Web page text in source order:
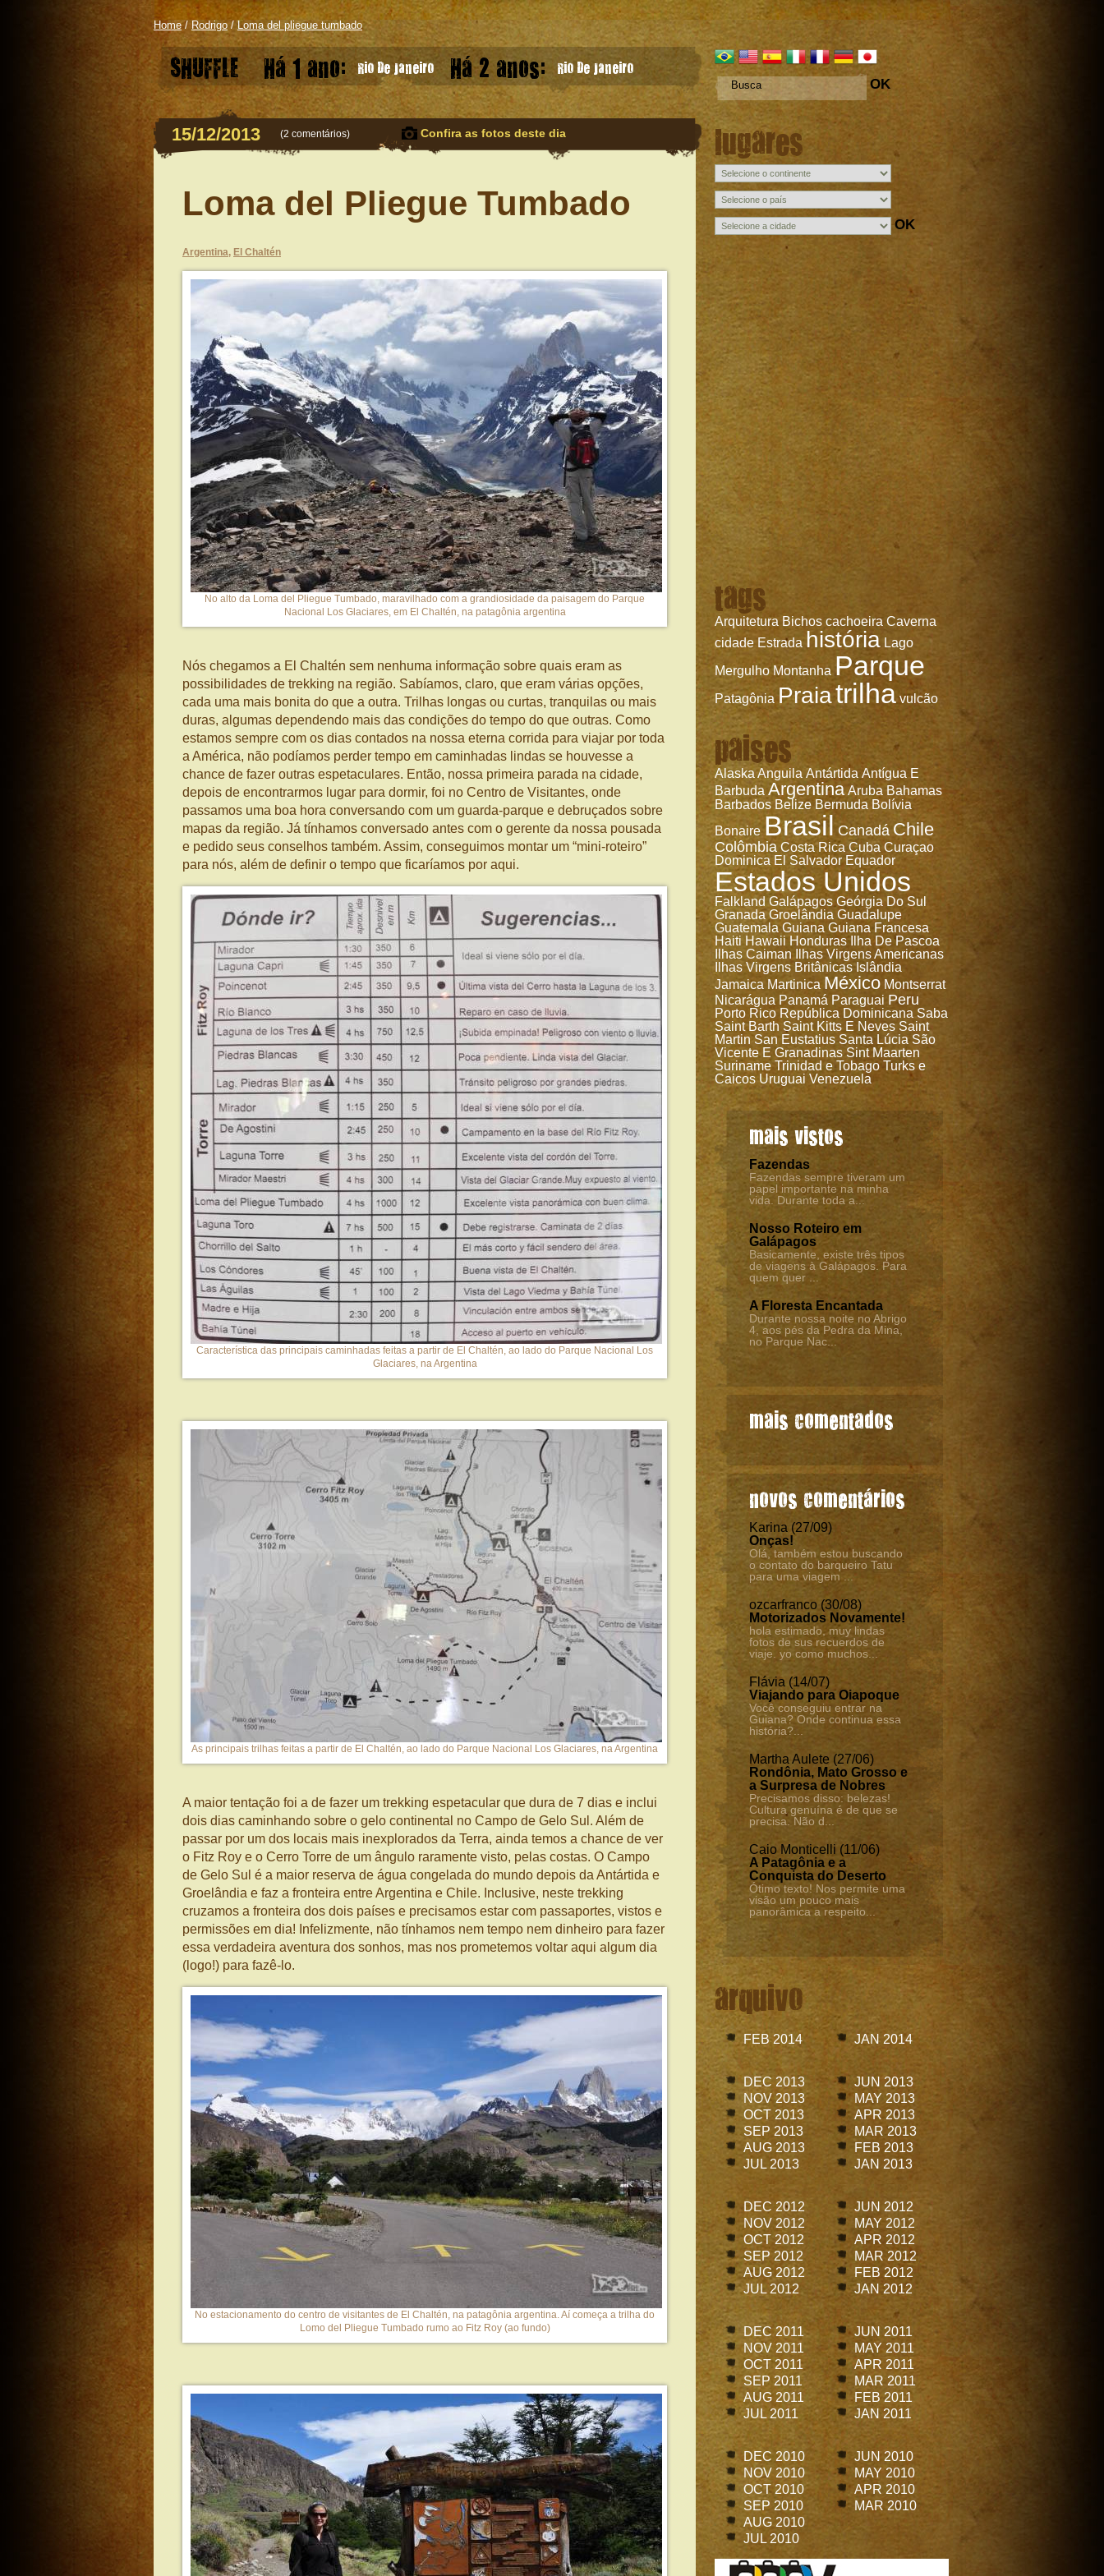
Home/ Rodrigo /Loma del pliegue tumbado
OK
lugares
OK
tags
Arquitetura Bichos cachoeira Caverna
cidade Estrada história Lago
Mergulho Montanha Parque
Patagônia Praiatrilha vulcão
paises
Alaska Anguila Antártida Antígua E
Barbuda Argentina Aruba Bahamas
Barbados Belize Bermuda Bolívia
Bonaire Brasil Canadá Chile
Colômbia Costa Rica Cuba Curaçao
Dominica El Salvador Equador
Estados Unidos
Falkland Galápagos Geórgia Do Sul
Granada Groelândia Guadalupe
Guatemala Guiana Guiana Francesa
Haiti Hawaii Honduras
Ilha De Pascoa
Ilhas Caiman
Ilhas Virgens Americanas
Ilhas Virgens Britânicas Islândia
Jamaica Martinica México Montserrat
Nicarágua Panamá Paraguai Peru
Porto Rico República Dominicana Saba
Saint Barth Saint Kitts E Neves Saint
Martin San Eustatius Santa Lúcia São
Vicente E Granadinas Sint Maarten
Suriname Trinidad e Tobago Turks e
Caicos Uruguai Venezuela
mais vistos
Fazendas
Fazendas sempre tiveram um
papel importante na minha
vida. Durante toda a...
Nosso Roteiro em
Galápagos
Basicamente, existe três tipos
de viagens à Galápagos. Para
quem quer ...
A Floresta Encantada
Durante nossa noite no Abrigo
4, aos pés da Pedra da Mina,
no Parque Nac...
mais comentados
novos comentários
Karina (27/09)
Onças!
Olá, também estou buscando
o contato do barqueiro Tatu
para uma viagem ...
ozcarfranco (30/08)
Motorizados Novamente!
hola estimado, muy lindas
fotos de sus recuerdos de
viaje. yo como muchos...
Flávia (14/07)
Viajando para Oiapoque
Você conseguiu entrar na
Guiana? Onde continua essa
história?...
Martha Aulete (27/06)
Rondônia, Mato Grosso e
a Surpresa de Nobres
Precisamos disso: belezas!
Cultura genuína é de que se
precisa. Não d...
Caio Monticelli (11/06)
A Patagônia e a
Conquista do Deserto
Ótimo texto! Nos permite uma
visão um pouco mais
panorâmica a respeito...
arquivo
FEB 2014 JAN 2014
DEC 2013
NOV 2013
OCT 2013
SEP 2013
AUG 2013
JUL 2013
JUN 2013
MAY 2013
APR 2013
MAR 2013
FEB 2013
JAN 2013
DEC 2012
NOV 2012
OCT 2012
SEP 2012
AUG 2012
JUL 2012
JUN 2012
MAY 2012
APR 2012
MAR 2012
FEB 2012
JAN 2012
DEC 2011
NOV 2011
OCT 2011
SEP 2011
AUG 2011
JUL 2011
JUN 2011
MAY 2011
APR 2011
MAR 2011
FEB 2011
JAN 2011
DEC 2010
NOV 2010
OCT 2010
SEP 2010
AUG 2010
JUL 2010
JUN 2010
MAY 2010
APR 2010
MAR 2010
SHUFFLE Há 1 ano: Rio De Janeiro Há 2 anos: Rio De Janeiro
15/12/2013 (2 comentários) Confira as fotos deste dia
Loma del Pliegue Tumbado
Argentina, El Chaltén
No alto da Loma del Pliegue Tumbado, maravilhado com a grandiosidade da paisagem do Parque
Nacional Los Glaciares, em El Chaltén, na patagônia argentina
Nós chegamos a El Chaltén sem nenhuma informação sobre quais eram as
possibilidades de trekking na região. Sabíamos, claro, que eram várias opções,
cada uma mais bonita do que a outra. Trilhas longas ou curtas, tranquilas ou mais
duras, algumas dependendo mais das condições do tempo do que outras. Como
estamos sempre com os dias contados na nossa eterna corrida para viajar por toda
a América, não podíamos perder tempo em caminhadas lindas se houvesse a
chance de fazer outras espetaculares. Então, nossa primeira parada na cidade,
depois de encontrarmos lugar para dormir, foi no Centro de Visitantes, onde
passamos uma boa hora conversando com um guarda-parque e debruçados sobre
mapas da região. Já tínhamos conversado antes com o gerente da nossa pousada
e pedido seus conselhos também. Assim, conseguimos montar um “mini-roteiro”
para nós, além de definir o tempo que ficaríamos por aqui.
Característica das principais caminhadas feitas a partir de El Chaltén, ao lado do Parque Nacional Los
Glaciares, na Argentina
As principais trilhas feitas a partir de El Chaltén, ao lado do Parque Nacional Los Glaciares, na Argentina
A maior tentação foi a de fazer um trekking espetacular que dura de 7 dias e inclui
dois dias caminhando sobre o gelo continental no Campo de Gelo Sul. Além de
passar por um dos locais mais inexplorados da Terra, ainda temos a chance de ver
o Fitz Roy e o Cerro Torre de um ângulo raramente visto, pelas costas. O Campo
de Gelo Sul é a maior reserva de água congelada do mundo depois da Antártida e
Groelândia e faz a fronteira entre Argentina e Chile. Inclusive, neste trekking
cruzamos a fronteira dos dois países e precisamos estar com passaportes, vistos e
permissões em dia! Infelizmente, não tínhamos nem tempo nem dinheiro para fazer
essa verdadeira aventura dos sonhos, mas nos prometemos voltar aqui algum dia
(logo!) para fazê-lo.
No estacionamento do centro de visitantes de El Chaltén, na patagônia argentina. Aí começa a trilha do
Lomo del Pliegue Tumbado rumo ao Fitz Roy (ao fundo)